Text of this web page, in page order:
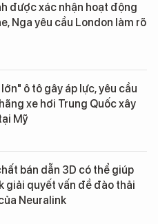
được xác nhận hoạt động
Nga yêu cầu London làm rõ
ô tô gây áp lực, yêu cầu
xe hơi Trung Quốc xây
Mỹ
bán dẫn 3D có thể giúp
giải quyết vấn đề đào thải
Neuralink